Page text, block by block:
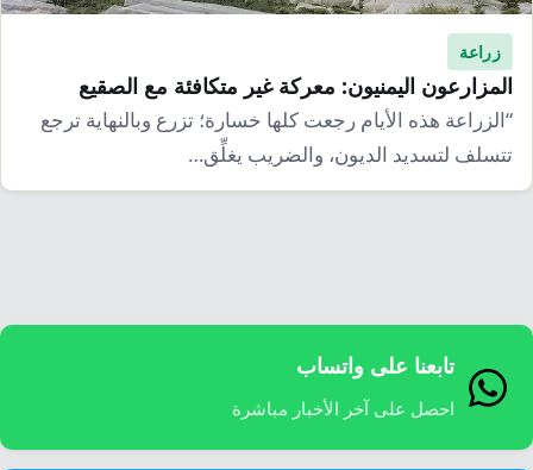
قضايا
معيشة
قصة
انفوجرافيك
قصص رقمية
تقارير صور
فيديو
زراعة
المزارعون اليمنيون: معركة غير متكافئة مع الصقيع
“الزراعة هذه الأيام رجعت كلها خسارة؛ تزرع وبالنهاية ترجع
تتسلف لتسديد الديون، والضريب يغلِّق…
تابعنا على واتساب
احصل على آخر الأخبار مباشرة